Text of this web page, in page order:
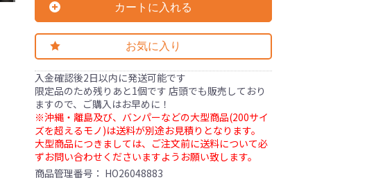
カートに入れる
お気に入り
入金確認後2日以内に発送可能です
限定品のため残りあと1個です 店頭でも販売しており
ますので、ご購入はお早めに！
※沖縄・離島及び、バンパーなどの大型商品(200サイ
ズを超えるモノ)は送料が別途お見積りとなります。
大型商品につきましては、ご注文前に送料について必
ずお問い合わせくださいますようお願い致します。
商品管理番号： HO26048883